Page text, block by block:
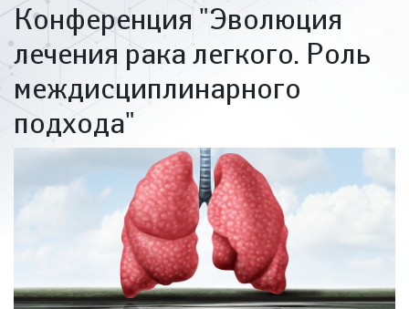
Конференция "Эволюция
лечения рака легкого. Роль
междисциплинарного
подхода"